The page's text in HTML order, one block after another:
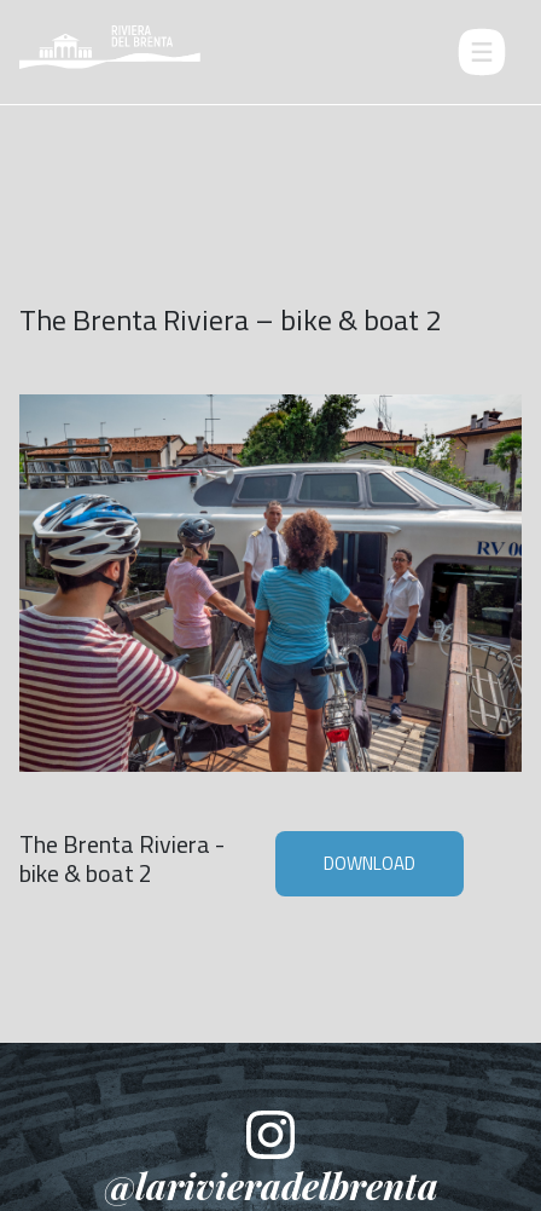
The Brenta Riviera – bike & boat 2
The Brenta Riviera -
bike & boat 2 DOWNLOAD
@larivieradelbrenta